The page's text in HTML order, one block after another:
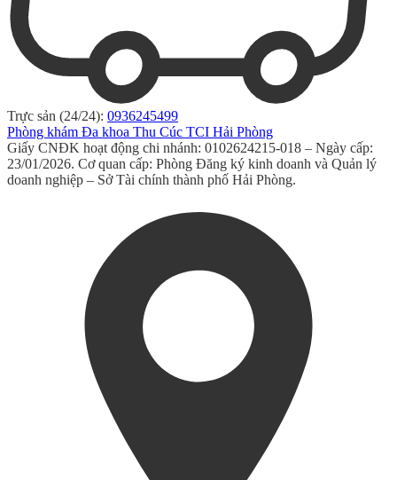
Trực sản (24/24): 0936245499
Phòng khám Đa khoa Thu Cúc TCI Hải Phòng
Giấy CNĐK hoạt động chi nhánh: 0102624215-018 – Ngày cấp:
23/01/2026. Cơ quan cấp: Phòng Đăng ký kinh doanh và Quản lý
doanh nghiệp – Sở Tài chính thành phố Hải Phòng.